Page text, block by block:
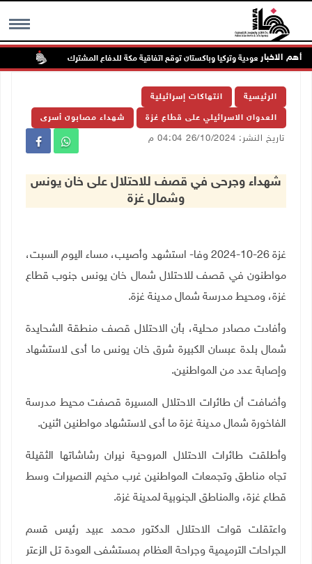
MENU أهم الاخبارالسعودية وتركيا وباكستان توقع اتفاقية مكة للدفاع المشترك
الرئيسية انتهاكات إسرائيلية
العدوان الاسرائيلي على قطاع غزة شهداء مصابون أسرى
تاريخ النشر: 26/10/2024 04:04 م
شهداء وجرحى في قصف للاحتلال على خان يونس
وشمال غزة
غزة 26-10-2024 وفا- استشهد وأصيب، مساء اليوم السبت،
مواطنون في قصف للاحتلال شمال خان يونس جنوب قطاع
غزة، ومحيط مدرسة شمال مدينة غزة.
وأفادت مصادر محلية، بأن الاحتلال قصف منطقة الشحايدة
شمال بلدة عبسان الكبيرة شرق خان يونس ما أدى لاستشهاد
وإصابة عدد من المواطنين.
وأضافت أن طائرات الاحتلال المسيرة قصفت محيط مدرسة
الفاخورة شمال مدينة غزة ما أدى لاستشهاد مواطنين اثنين.
وأطلقت طائرات الاحتلال المروحية نيران رشاشاتها الثقيلة
تجاه مناطق وتجمعات المواطنين غرب مخيم النصيرات وسط
قطاع غزة، والمناطق الجنوبية لمدينة غزة.
واعتقلت قوات الاحتلال الدكتور محمد عبيد رئيس قسم
الجراحات الترميمية وجراحة العظام بمستشفى العودة تل الزعتر